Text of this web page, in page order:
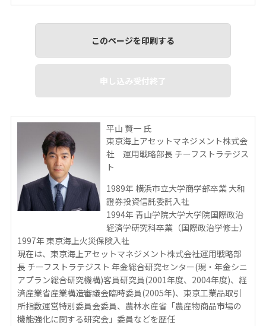
このページを印刷する
申し込み受付終了
平山 賢一 氏
東京海上アセットマネジメント株式会
社 運用戦略部長 チーフストラテジス
ト
1989年 横浜市立大学商学部卒業 大和
證券投資信託委託入社
1994年 青山学院大学大学院国際政治
経済学研究科卒業（国際政治学修士）
1997年 東京海上火災保険入社
現在は、東京海上アセットマネジメント株式会社運用戦略部
長 チーフストラテジスト 年金総合研究センター(現・年金シニ
アプラン総合研究機構)客員研究員(2001年度、2004年度)、経
済産業省産業構造審議会臨時委員(2005年)、東京工業品取引
所指数運営特別委員会委員、農林水産省「農産物商品市場の
機能強化に関する研究会」委員などを歴任